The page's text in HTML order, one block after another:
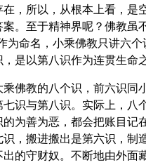
，所以，从根本上看，是
。至于精神界呢？佛教虽
为命名，小乘佛教只讲六
是以第八识作为连贯生命
佛教的八个识，前六识同
识与第八识。实际上，八
为善为恶，都会把账目记
，搬进搬出是第六识，制
的守财奴。不断地由外面